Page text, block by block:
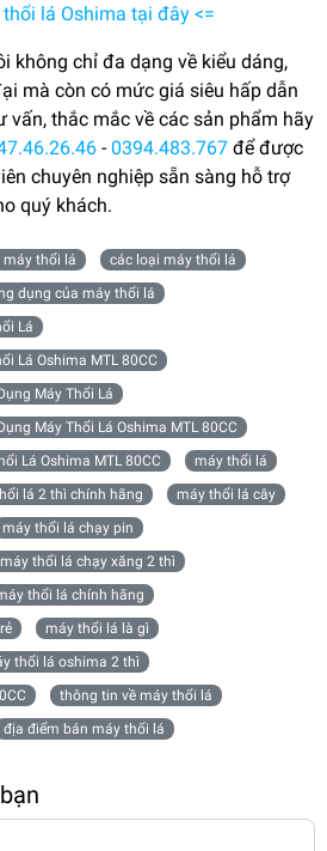
lá Oshima tại đây <=
không chỉ đa dạng về kiểu dáng,
mà còn có mức giá siêu hấp dẫn
vấn, thắc mắc về các sản phẩm hãy
- 0394.483.767 để được
chuyên nghiệp sẵn sàng hỗ trợ
quý khách.
máy thổi lá
các loại máy thổi lá
dụng của máy thổi lá
Lá
Lá Oshima MTL 80CC
Máy Thổi Lá
Máy Thổi Lá Oshima MTL 80CC
Lá Oshima MTL 80CC
máy thổi lá
lá 2 thì chính hãng
máy thổi lá cây
máy thổi lá chạy pin
máy thổi lá chạy xăng 2 thì
thổi lá chính hãng
máy thổi lá là gì
thổi lá oshima 2 thì
thông tin về máy thổi lá
địa điểm bán máy thổi lá